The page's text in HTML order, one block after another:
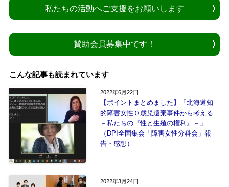
私たちの活動へご支援をお願いします
賛助会員募集中です！
こんな記事も読まれています
2022年6月22日
【ポイントまとめました】「北海道知
的障害女性０歳児遺棄事件から考える
－私たちの『性と生殖の権利』－」
（DPI全国集会「障害女性分科会」報
告・感想）
2022年3月24日